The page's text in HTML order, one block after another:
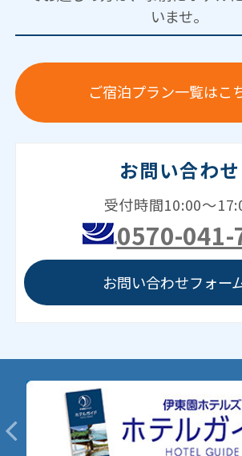
いませ。
ご宿泊プラン一覧はこ
お問い合わせ
受付時間10:00～
0570-041-
お問い合わせフォー